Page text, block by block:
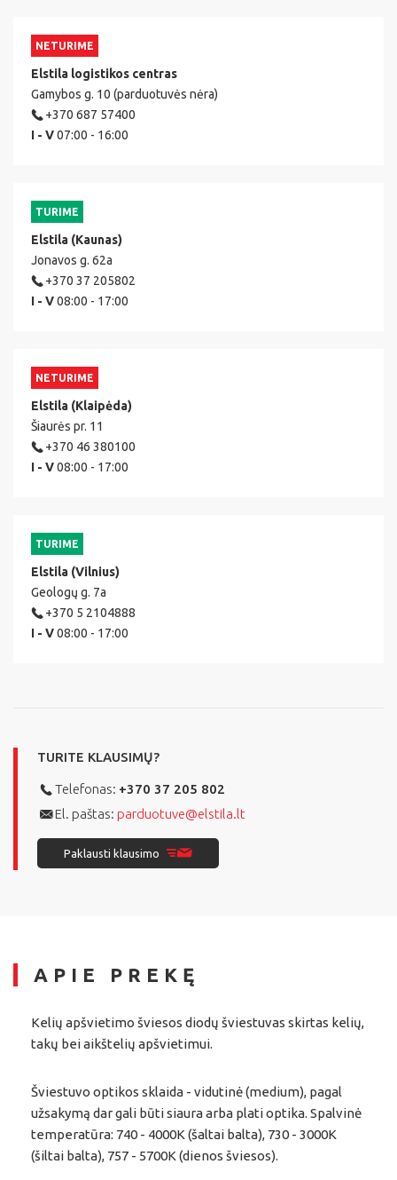
NETURIME
Elstila logistikos centras
Gamybos g. 10 (parduotuvės nėra)
+370 687 57400
I - V07:00 - 16:00
TURIME
Elstila (Kaunas)
Jonavos g. 62a
+370 37 205802
I - V08:00 - 17:00
NETURIME
Elstila (Klaipėda)
Šiaurės pr. 11
+370 46 380100
I - V08:00 - 17:00
TURIME
Elstila (Vilnius)
Geologų g. 7a
+370 5 2104888
I - V08:00 - 17:00
TURITE KLAUSIMŲ?
Telefonas: +370 37 205 802
El. paštas: parduotuve@elstila.lt
Paklausti klausimo
APIE PREKĘ
Kelių apšvietimo šviesos diodų šviestuvas skirtas kelių,
takų bei aikštelių apšvietimui.
Šviestuvo optikos sklaida - vidutinė (medium), pagal
užsakymą dar gali būti siaura arba plati optika. Spalvinė
temperatūra: 740 - 4000K (šaltai balta), 730 - 3000K
(šiltai balta), 757 - 5700K (dienos šviesos).